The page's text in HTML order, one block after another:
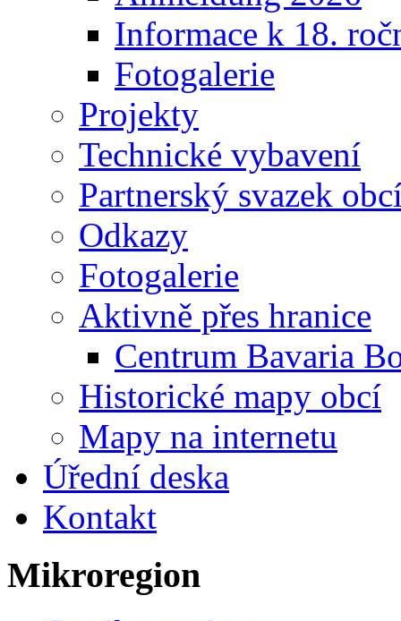
Informace k 18.
Fotogalerie
Projekty
Technické vybavení
Partnerský svazek
Odkazy
Fotogalerie
Aktivně přes hranice
Centrum Bavaria
Historické mapy obcí
Mapy na internetu
Úřední deska
Kontakt
Mikroregion